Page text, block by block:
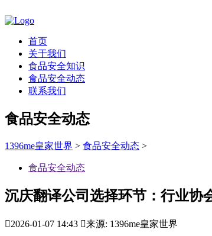
首页
关于我们
食品安全知识
食品安全动态
联系我们
食品安全动态
1396me皇家世界 > 食品安全动态 >
食品安全动态
沉庆翻译公司选择环节：行业协
2026-01-07 14:43 来源: 1396me皇家世界